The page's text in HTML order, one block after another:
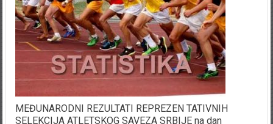
MEĐUNARODNI REZULTATI REPREZEN TATIVNIH
SELEKCIJA ATLETSKOG SAVEZA SRBIJE na dan